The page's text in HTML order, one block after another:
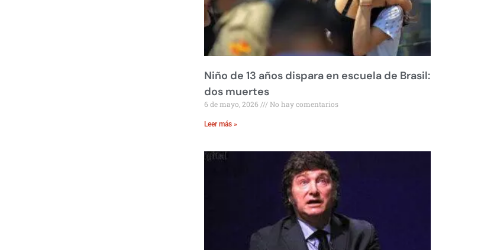
Niño de 13 años dispara en escuela de Brasil:
dos muertes
6 de mayo, 2026 No hay comentarios
Leer más »